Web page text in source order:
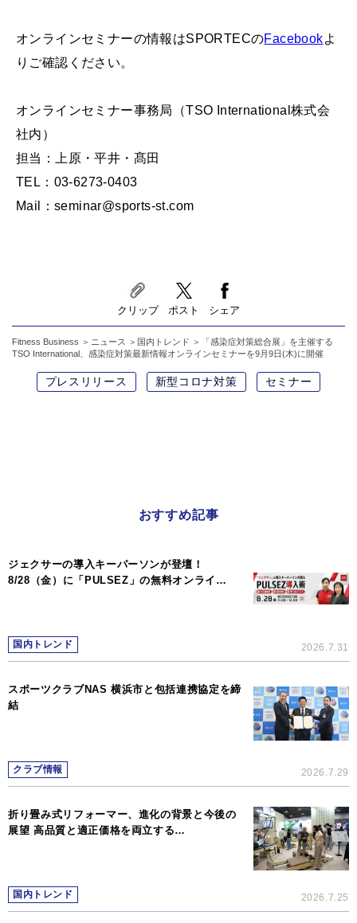
オンラインセミナーの情報はSPORTECのFacebookよ
りご確認ください。
オンラインセミナー事務局（TSO International株式会
社内）
担当：上原・平井・髙田
TEL：03-6273-0403
Mail：seminar@sports-st.com
クリップ ポスト シェア
Fitness Business ニュース 国内トレンド
「感染症対策総合展」を主催する
TSO International、感染症対策最新情報オンラインセミナーを9月9日(木)に開催
プレスリリース 新型コロナ対策 セミナー
おすすめ記事
ジェクサーの導入キーパーソンが登壇！
8/28（金）に「PULSEZ」の無料オンライ…
国内トレンド 2026.7.31
スポーツクラブNAS 横浜市と包括連携協定を締
結
クラブ情報 2026.7.29
折り畳み式リフォーマー、進化の背景と今後の
展望 高品質と適正価格を両立する…
国内トレンド 2026.7.25